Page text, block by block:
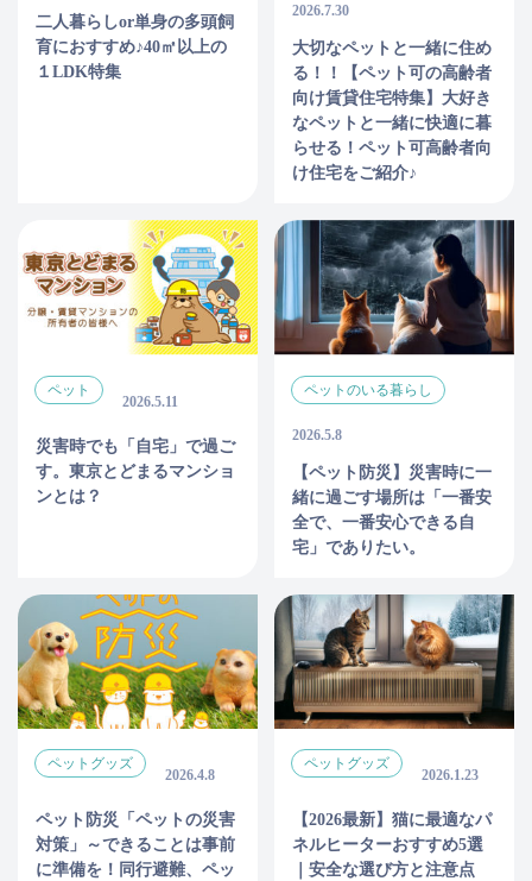
二人暮らしor単身の多頭飼
育におすすめ♪40㎡以上の
１LDK特集
2026.7.30
大切なペットと一緒に住め
る！！【ペット可の高齢者
向け賃貸住宅特集】大好き
なペットと一緒に快適に暮
らせる！ペット可高齢者向
け住宅をご紹介♪
ペット
2026.5.11
災害時でも「自宅」で過ご
す。東京とどまるマンショ
ンとは？
ペットのいる暮らし
2026.5.8
【ペット防災】災害時に一
緒に過ごす場所は「一番安
全で、一番安心できる自
宅」でありたい。
ペットグッズ
2026.4.8
ペット防災「ペットの災害
対策」～できることは事前
に準備を！同行避難、ペッ
ペットグッズ
2026.1.23
【2026最新】猫に最適なパ
ネルヒーターおすすめ5選
｜安全な選び方と注意点